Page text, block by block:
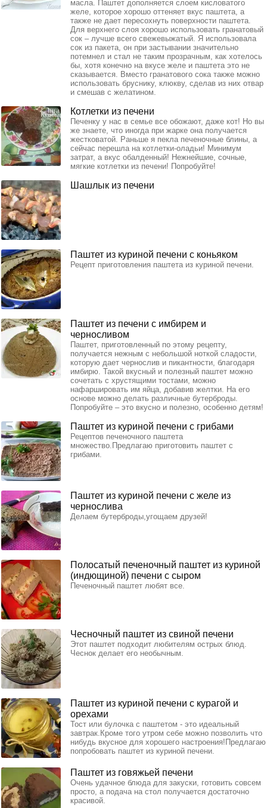
масла. Паштет дополняется слоем кисловатого
желе, которое хорошо оттеняет вкус паштета, а
также не дает пересохнуть поверхности паштета.
Для верхнего слоя хорошо использовать гранатовый
сок – лучше всего свежевыжатый. Я использовала
сок из пакета, он при застывании значительно
потемнел и стал не таким прозрачным, как хотелось
бы, хотя конечно на вкусе желе и паштета это не
сказывается. Вместо гранатового сока также можно
использовать бруснику, клюкву, сделав из них отвар
и смешав с желатином.
Котлетки из печени
Печенку у нас в семье все обожают, даже кот! Но вы
же знаете, что иногда при жарке она получается
жестковатой. Раньше я пекла печеночные блины, а
сейчас перешла на котлетки-оладьи! Минимум
затрат, а вкус обалденный! Нежнейшие, сочные,
мягкие котлетки из печени! Попробуйте!
Шашлык из печени
Паштет из куриной печени с коньяком
Рецепт приготовления паштета из куриной печени.
Паштет из печени с имбирем и
черносливом
Паштет, приготовленный по этому рецепту,
получается нежным с небольшой ноткой сладости,
которую дает чернослив и пикантности, благодаря
имбирю. Такой вкусный и полезный паштет можно
сочетать с хрустящими тостами, можно
нафаршировать им яйца, добавив желтки. На его
основе можно делать различные бутерброды.
Попробуйте – это вкусно и полезно, особенно детям!
Паштет из куриной печени с грибами
Рецептов печеночного паштета
множество.Предлагаю приготовить паштет с
грибами.
Паштет из куриной печени с желе из
чернослива
Делаем бутерброды,угощаем друзей!
Полосатый печеночный паштет из куриной
(индющиной) печени с сыром
Печеночный паштет любят все.
Чесночный паштет из свиной печени
Этот паштет подходит любителям острых блюд.
Чеснок делает его необычным.
Паштет из куриной печени с курагой и
орехами
Тост или булочка с паштетом - это идеальный
завтрак.Кроме того утром себе можно позволить что
нибудь вкусное для хорошего настроения!Предлагаю
попробовать паштет из куриной печени.
Паштет из говяжьей печени
Очень удачное блюда для закуски, готовить совсем
просто, а подача на стол получается достаточно
красивой.